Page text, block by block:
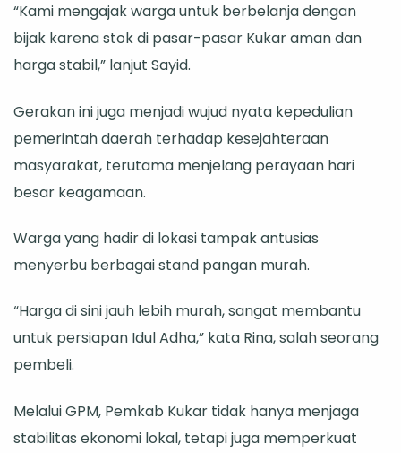
“Kami mengajak warga untuk berbelanja dengan
bijak karena stok di pasar-pasar Kukar aman dan
harga stabil,” lanjut Sayid.
Gerakan ini juga menjadi wujud nyata kepedulian
pemerintah daerah terhadap kesejahteraan
masyarakat, terutama menjelang perayaan hari
besar keagamaan.
Warga yang hadir di lokasi tampak antusias
menyerbu berbagai stand pangan murah.
“Harga di sini jauh lebih murah, sangat membantu
untuk persiapan Idul Adha,” kata Rina, salah seorang
pembeli.
Melalui GPM, Pemkab Kukar tidak hanya menjaga
stabilitas ekonomi lokal, tetapi juga memperkuat